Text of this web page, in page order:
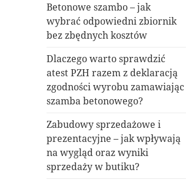
Betonowe szambo – jak
wybrać odpowiedni zbiornik
bez zbędnych kosztów
Dlaczego warto sprawdzić
atest PZH razem z deklaracją
zgodności wyrobu zamawiając
szamba betonowego?
Zabudowy sprzedażowe i
prezentacyjne – jak wpływają
na wygląd oraz wyniki
sprzedaży w butiku?